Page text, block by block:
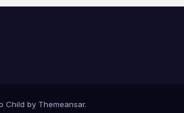
Child by Themeansar.